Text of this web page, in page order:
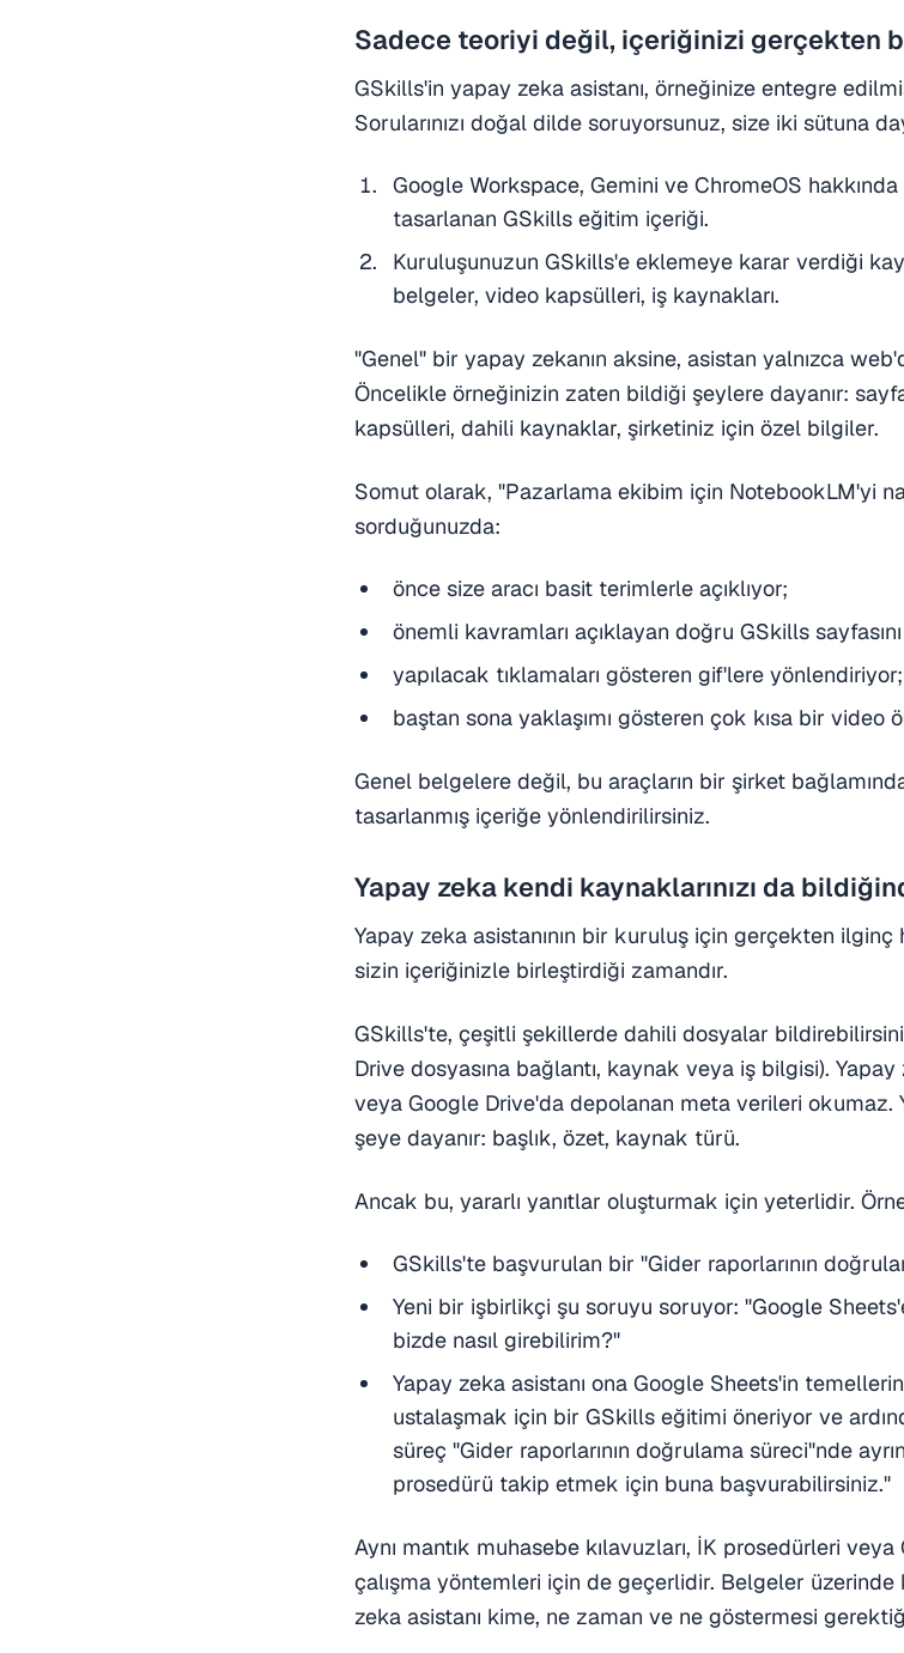
Sadece teoriyi değil, içeriğinizi gerçekten
GSkills'in yapay zeka asistanı, örneğinize entegre
Sorularınızı doğal dilde soruyorsunuz, size iki sütuna
Google Workspace, Gemini ve ChromeOS
tasarlanan GSkills eğitim içeriği.
Kuruluşunuzun GSkills'e eklemeye karar verdiği
belgeler, video kapsülleri, iş kaynakları.
"Genel" bir yapay zekanın aksine, asistan yalnızca
Öncelikle örneğinizin zaten bildiği şeylere dayanır:
kapsülleri, dahili kaynaklar, şirketiniz için özel bilgiler.
Somut olarak, "Pazarlama ekibim için NotebookLM'yi
sorduğunuzda:
önce size aracı basit terimlerle açıklıyor;
önemli kavramları açıklayan doğru GSkills
yapılacak tıklamaları gösteren gif'lere yönlendiriyor;
baştan sona yaklaşımı gösteren çok kısa bir video
Genel belgelere değil, bu araçların bir şirket
tasarlanmış içeriğe yönlendirilirsiniz.
Yapay zeka kendi kaynaklarınızı da
Yapay zeka asistanının bir kuruluş için gerçekten
sizin içeriğinizle birleştirdiği zamandır.
GSkills'te, çeşitli şekillerde dahili dosyalar
Drive dosyasına bağlantı, kaynak veya iş bilgisi). Yapay
veya Google Drive'da depolanan meta verileri okumaz.
şeye dayanır: başlık, özet, kaynak türü.
Ancak bu, yararlı yanıtlar oluşturmak için yeterlidir.
GSkills'te başvurulan bir "Gider raporlarının
Yeni bir işbirlikçi şu soruyu soruyor: "Google
bizde nasıl girebilirim?"
Yapay zeka asistanı ona Google Sheets'in
ustalaşmak için bir GSkills eğitimi öneriyor ve
süreç "Gider raporlarının doğrulama süreci"nde
prosedürü takip etmek için buna başvurabilirsiniz."
Aynı mantık muhasebe kılavuzları, İK prosedürleri
çalışma yöntemleri için de geçerlidir. Belgeler üzerinde
zeka asistanı kime, ne zaman ve ne göstermesi